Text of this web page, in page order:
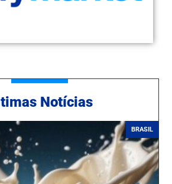
ltimas Notícias
BRASIL